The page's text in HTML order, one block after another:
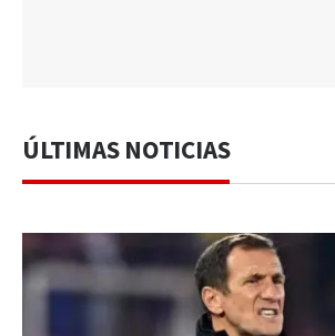
ÚLTIMAS NOTICIAS